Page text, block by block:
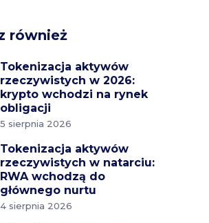
również
Tokenizacja aktywów
rzeczywistych w 2026:
krypto wchodzi na rynek
obligacji
5 sierpnia 2026
Tokenizacja aktywów
rzeczywistych w natarciu:
RWA wchodzą do
głównego nurtu
4 sierpnia 2026